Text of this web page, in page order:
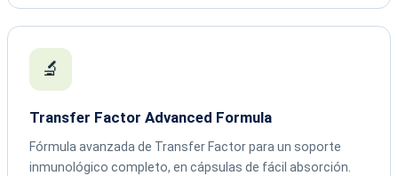
🔬
Transfer Factor Advanced Formula
Fórmula avanzada de Transfer Factor para un soporte
inmunológico completo, en cápsulas de fácil absorción.